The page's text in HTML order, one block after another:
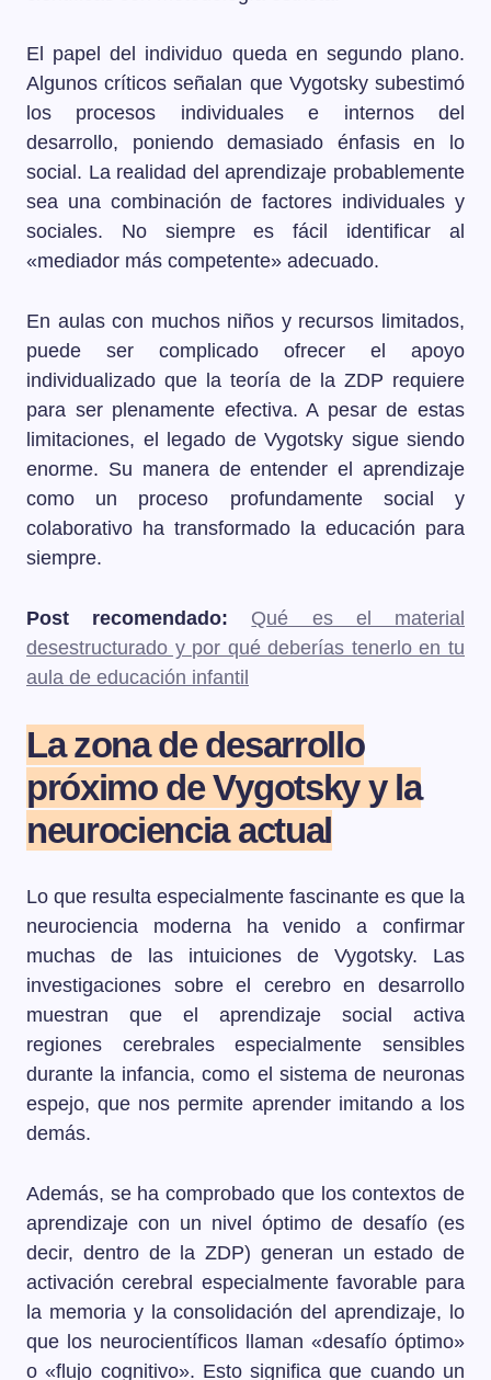
El papel del individuo queda en segundo plano.
Algunos críticos señalan que Vygotsky subestimó
los procesos individuales e internos del
desarrollo, poniendo demasiado énfasis en lo
social. La realidad del aprendizaje probablemente
sea una combinación de factores individuales y
sociales. No siempre es fácil identificar al
«mediador más competente» adecuado.
En aulas con muchos niños y recursos limitados,
puede ser complicado ofrecer el apoyo
individualizado que la teoría de la ZDP requiere
para ser plenamente efectiva. A pesar de estas
limitaciones, el legado de Vygotsky sigue siendo
enorme. Su manera de entender el aprendizaje
como un proceso profundamente social y
colaborativo ha transformado la educación para
siempre.
Post recomendado:
Qué es el material
desestructurado y por qué deberías tenerlo en tu
aula de educación infantil
La zona de desarrollo
próximo de Vygotsky y la
neurociencia actual
Lo que resulta especialmente fascinante es que la
neurociencia moderna ha venido a confirmar
muchas de las intuiciones de Vygotsky. Las
investigaciones sobre el cerebro en desarrollo
muestran que el aprendizaje social activa
regiones cerebrales especialmente sensibles
durante la infancia, como el sistema de neuronas
espejo, que nos permite aprender imitando a los
demás.
Además, se ha comprobado que los contextos de
aprendizaje con un nivel óptimo de desafío (es
decir, dentro de la ZDP) generan un estado de
activación cerebral especialmente favorable para
la memoria y la consolidación del aprendizaje, lo
que los neurocientíficos llaman «desafío óptimo»
o «flujo cognitivo». Esto significa que cuando un